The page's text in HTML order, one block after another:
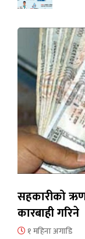
सहकारीको
कारबाही गरिने
१ महिना अगाडि